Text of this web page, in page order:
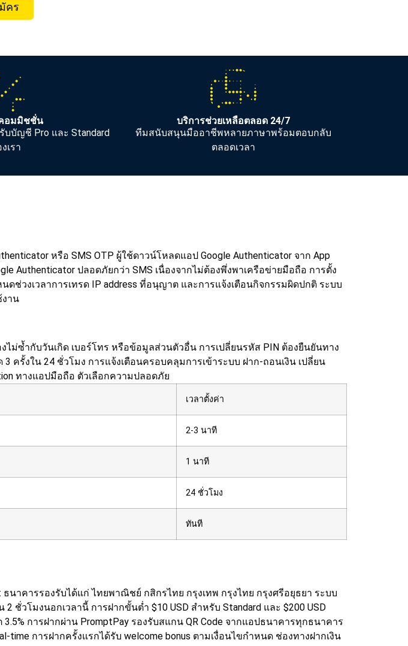
คร
อมมิชชั่น
บัญชี Pro และ Standard
เรา
บริการช่วยเหลือตลอด 24/7
ทีมสนับสนุนมืออาชีพหลายภาษาพร้อมตอบกลับ
ตลอดเวลา
หรือ SMS OTP ผู้ใช้ดาวน์โหลดแอป Google Authenticator จาก App
Authenticator ปลอดภัยกว่า SMS เนื่องจากไม่ต้องพึ่งพาเครือข่ายมือถือ การตั้ง
วงเวลาการเทรด IP address ที่อนุญาต และการแจ้งเตือนกิจกรรมผิดปกติ ระบบ
งาน
ม่ซ้ำกับวันเกิด เบอร์โทร หรือข้อมูลส่วนตัวอื่น การเปลี่ยนรหัส PIN ต้องยืนยันทาง
3 ครั้งใน 24 ชั่วโมง การแจ้งเตือนครอบคลุมการเข้าระบบ ฝาก-ถอนเงิน เปลี่ยน
ทางแอปมือถือ ตัวเลือกความปลอดภัย
เวลาตั้งค่า
2-3 นาที
1 นาที
24 ชั่วโมง
ทันที
นาคารรองรับได้แก่ ไทยพาณิชย์ กสิกรไทย กรุงเทพ กรุงไทย กรุงศรีอยุธยา ระบบ
2 ชั่วโมงนอกเวลานี้ การฝากขั้นต่ำ $10 USD สำหรับ Standard และ $200 USD
การฝากผ่าน PromptPay รองรับสแกน QR Code จากแอปธนาคารทุกธนาคาร
time การฝากครั้งแรกได้รับ welcome bonus ตามเงื่อนไขกำหนด ช่องทางฝากเงิน